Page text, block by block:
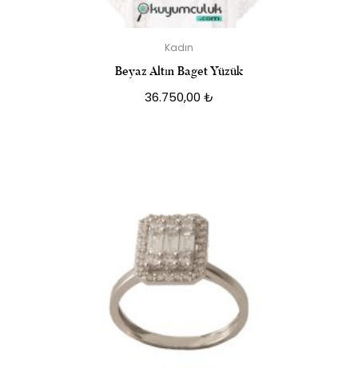
Kadın
Beyaz Altın Baget Yüzük
36.750,00 ₺